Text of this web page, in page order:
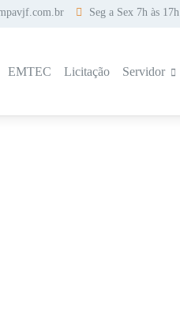
Seg a Sex 7h às 17h
EMTEC Licitação Servidor